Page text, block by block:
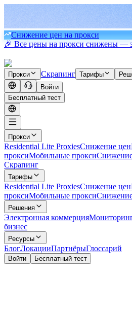
Снижение цен на прокси
🎉 Все цены на прокси снижены —
Прокси Скрапинг Тарифы
Войти
Бесплатный тест
Прокси
Residential Lite ProxiesСнижение цен
проксиМобильные прокси
Скрапинг
Тарифы
Residential Lite ProxiesСнижение цен
проксиМобильные прокси
Решения
Электронная коммерция
бизнес
Ресурсы
БлогЛокацииПартнёрыГлоссарий
Войти Бесплатный тест